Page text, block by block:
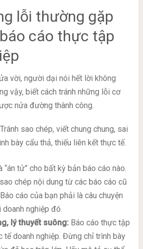
lỗi thường gặp
cáo thực tập
vời, người dại nói hết lời không
vậy, biết cách tránh những lỗi cơ
nửa đường thành công.
sao chép, viết chung chung, sai
bày cẩu thả, thiếu liên kết thực tế.
tử” cho bất kỳ bản báo cáo nào.
chép nội dung từ các báo cáo cũ
cáo của bạn phải là câu chuyện
nghiệp đó.
lý thuyết suông:Báo cáo thực tập
tế doanh nghiệp. Đừng chỉ trình bày